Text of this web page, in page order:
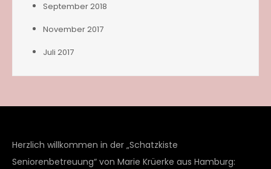
September 2018
November 2017
Juli 2017
Herzlich willkommen in der „Schatzkiste
Seniorenbetreuung“ von Marie Krüerke aus Hamburg: